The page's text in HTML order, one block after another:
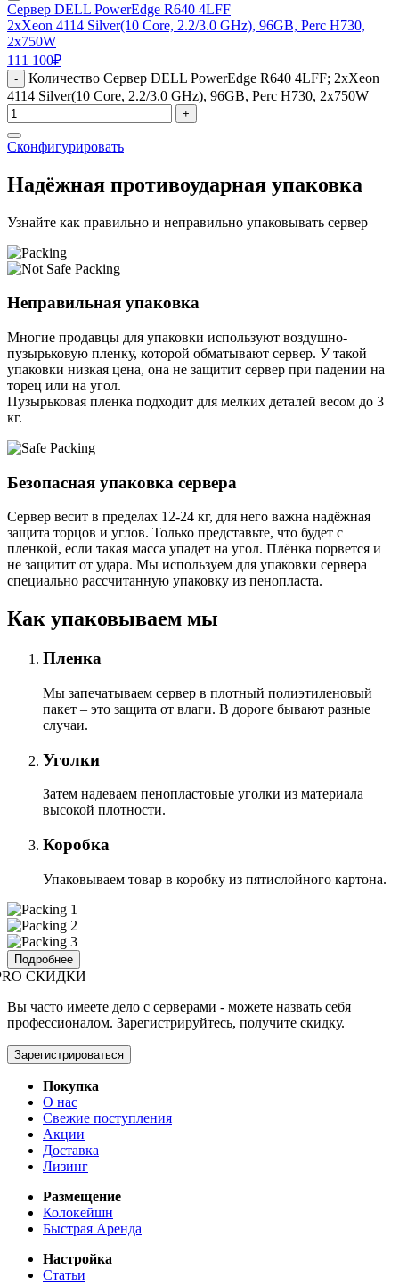
Сервер DELL PowerEdge R640 4LFF
2xXeon 4114 Silver(10 Core, 2.2/3.0 GHz), 96GB, Perc H730,
2x750W
111 100₽
-
Количество Сервер DELL PowerEdge R640 4LFF; 2xXeon
4114 Silver(10 Core, 2.2/3.0 GHz), 96GB, Perc H730, 2x750W
+
Сконфигурировать
Надёжная противоударная упаковка
Узнайте как правильно и неправильно упаковывать сервер
Неправильная упаковка
Многие продавцы для упаковки используют воздушно-
пузырьковую пленку, которой обматывают сервер. У такой
упаковки низкая цена, она не защитит сервер при падении на
торец или на угол.
Пузырьковая пленка подходит для мелких деталей весом до 3
кг.
Безопасная упаковка сервера
Сервер весит в пределах 12-24 кг, для него важна надёжная
защита торцов и углов. Только представьте, что будет с
пленкой, если такая масса упадет на угол. Плёнка порвется и
не защитит от удара. Мы используем для упаковки сервера
специально расcчитанную упаковку из пенопласта.
Как упаковываем мы
Пленка
Мы запечатываем сервер в плотный полиэтиленовый
пакет – это защита от влаги. В дороге бывают разные
случаи.
Уголки
Затем надеваем пенопластовые уголки из материала
высокой плотности.
Коробка
Упаковываем товар в коробку из пятислойного картона.
Подробнее
СКИДКИ
Вы часто имеете дело с серверами - можете назвать себя
профессионалом. Зарегистрируйтесь, получите скидку.
Зарегистрироваться
Покупка
О нас
Свежие поступления
Акции
Доставка
Лизинг
Размещение
Колокейшн
Быстрая Аренда
Настройка
Статьи